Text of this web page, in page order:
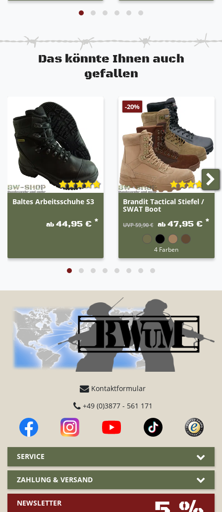
Das könnte Ihnen auch
gefallen
Baltes Arbeitsschuhe S3
ab44,95 € *
-20%
Brandit Tactical Stiefel /
SWAT Boot
UVP 59,90 € ab 47,95 € *
4 Farben
Kontaktformular
+49 (0)3877 - 561 171
SERVICE
ZAHLUNG & VERSAND
NEWSLETTER